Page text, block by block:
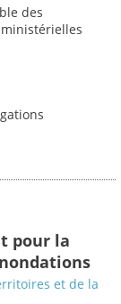
des
pour la
et de la